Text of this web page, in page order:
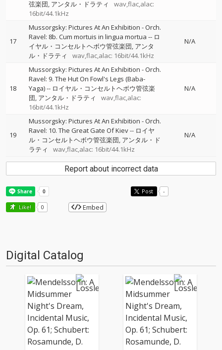
弦楽団 アンタル・ドラティ
wav,flac,alac:
16bit/44.1kHz
17
Mussorgsky: Pictures At An Exhibition - Orch.
Ravel: 8b. Cum mortuis in lingua mortua -- ロ
イヤル・コンセルトヘボウ管弦楽団 アンタ
ル・ドラティ
wav,flac,alac: 16bit/44.1kHz
N/A
18
Mussorgsky: Pictures At An Exhibition - Orch.
Ravel: 9. The Hut On Fowl's Legs (Baba-
Yaga)-- ロイヤル・コンセルトヘボウ管弦楽
団 アンタル・ドラティ
wav,flac,alac:
16bit/44.1kHz
N/A
19
Mussorgsky: Pictures At An Exhibition - Orch.
Ravel: 10. The Great Gate Of Kiev-- ロイヤ
ル・コンセルトヘボウ管弦楽団 アンタル・ド
ラティ
wav,flac,alac: 16bit/44.1kHz
N/A
Report about incorrect data
Post -
Like! 0 Embed
Digital Catalog